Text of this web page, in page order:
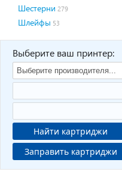
Шестерни 279
Шлейфы 53
Выберите ваш принтер:
Найти картриджи
Заправить картриджи